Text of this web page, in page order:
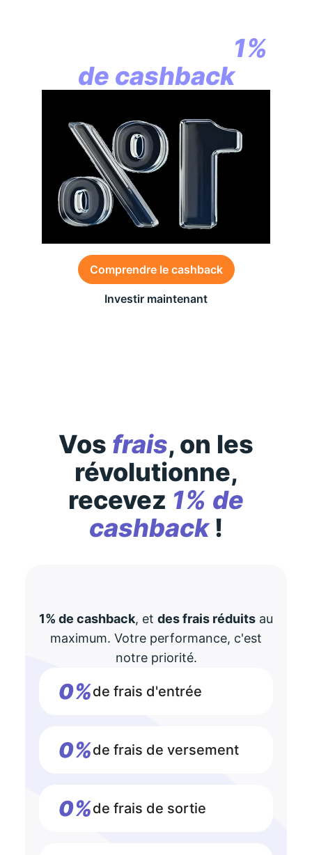
1%
de cashback
Comprendre le cashback
Investir maintenant
Vos frais, on les
révolutionne,
recevez 1% de
cashback!
1% de cashback, et des frais réduits au
maximum. Votre performance, c'est
notre priorité.
0%de frais d'entrée
0%de frais de versement
0%de frais de sortie